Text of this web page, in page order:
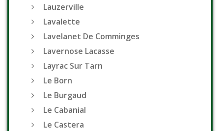
Lauzerville
Lavalette
Lavelanet De Comminges
Lavernose Lacasse
Layrac Sur Tarn
Le Born
Le Burgaud
Le Cabanial
Le Castera